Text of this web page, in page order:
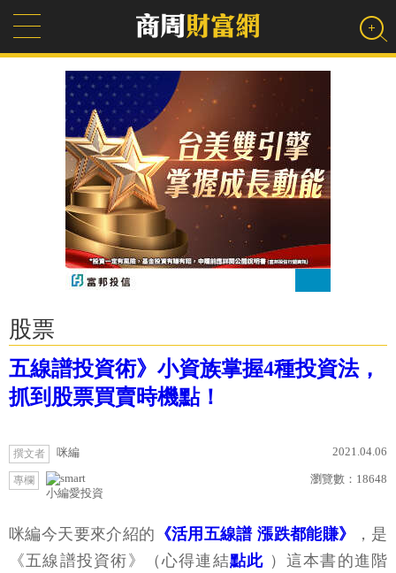
股票
五線譜投資術》小資族掌握4種投資法，
抓到股票買賣時機點！
撰文者 咪編 2021.04.06
專欄
小編愛投資
瀏覽數： 18648
咪編今天要來介紹的 《活用五線譜 漲跌都能賺》
，是
《五線譜投資術》（心得連結點此 ）這本書的進階